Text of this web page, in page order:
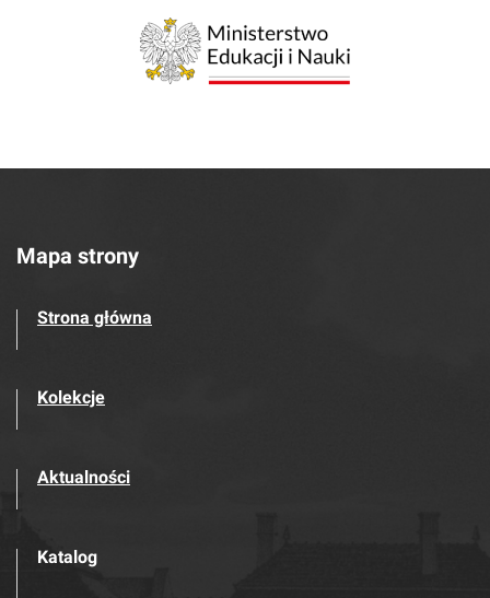
Mapa strony
Strona główna
Kolekcje
Aktualności
Katalog